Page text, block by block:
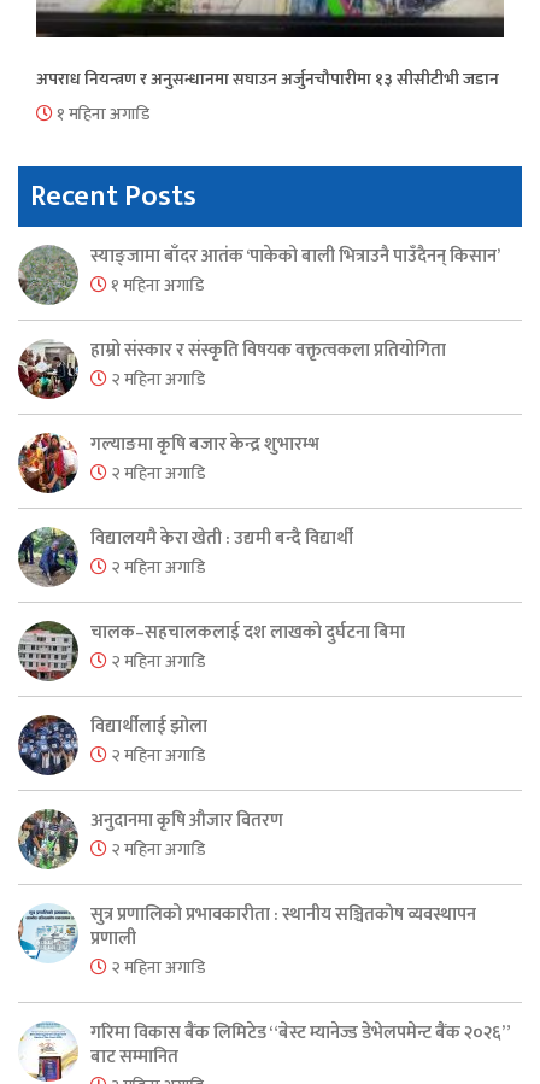
अपराध नियन्त्रण र अनुसन्धानमा सघाउन अर्जुनचौपारीमा १३ सीसीटीभी जडान
१ महिना अगाडि
Recent Posts
स्याङ्जामा बाँदर आतंक ‘पाकेको बाली भित्राउनै पाउँदैनन् किसान’
१ महिना अगाडि
हाम्रो संस्कार र संस्कृति विषयक वक्तृत्वकला प्रतियोगिता
२ महिना अगाडि
गल्याङमा कृषि बजार केन्द्र शुभारम्भ
२ महिना अगाडि
विद्यालयमै केरा खेती : उद्यमी बन्दै विद्यार्थी
२ महिना अगाडि
चालक–सहचालकलाई दश लाखको दुर्घटना बिमा
२ महिना अगाडि
विद्यार्थीलाई झोला
२ महिना अगाडि
अनुदानमा कृषि औजार वितरण
२ महिना अगाडि
सुत्र प्रणालिको प्रभावकारीता : स्थानीय सञ्चितकोष व्यवस्थापन
प्रणाली
२ महिना अगाडि
गरिमा विकास बैंक लिमिटेड “बेस्ट म्यानेज्ड डेभेलपमेन्ट बैंक २०२६”
बाट सम्मानित